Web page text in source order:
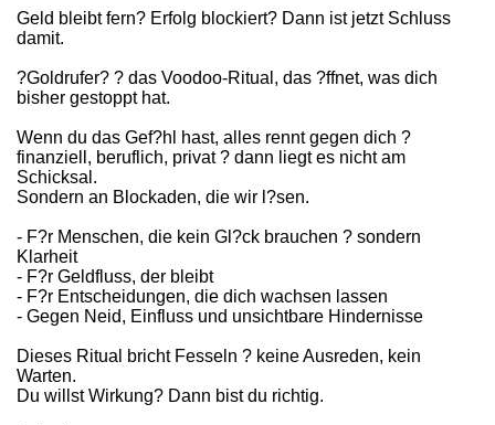
Geld bleibt fern? Erfolg blockiert? Dann ist jetzt Schluss
damit.
?Goldrufer? ? das Voodoo-Ritual, das ?ffnet, was dich
bisher gestoppt hat.
Wenn du das Gef?hl hast, alles rennt gegen dich ?
finanziell, beruflich, privat ? dann liegt es nicht am
Schicksal.
Sondern an Blockaden, die wir l?sen.
- F?r Menschen, die kein Gl?ck brauchen ? sondern
Klarheit
- F?r Geldfluss, der bleibt
- F?r Entscheidungen, die dich wachsen lassen
- Gegen Neid, Einfluss und unsichtbare Hindernisse
Dieses Ritual bricht Fesseln ? keine Ausreden, kein
Warten.
Du willst Wirkung? Dann bist du richtig.